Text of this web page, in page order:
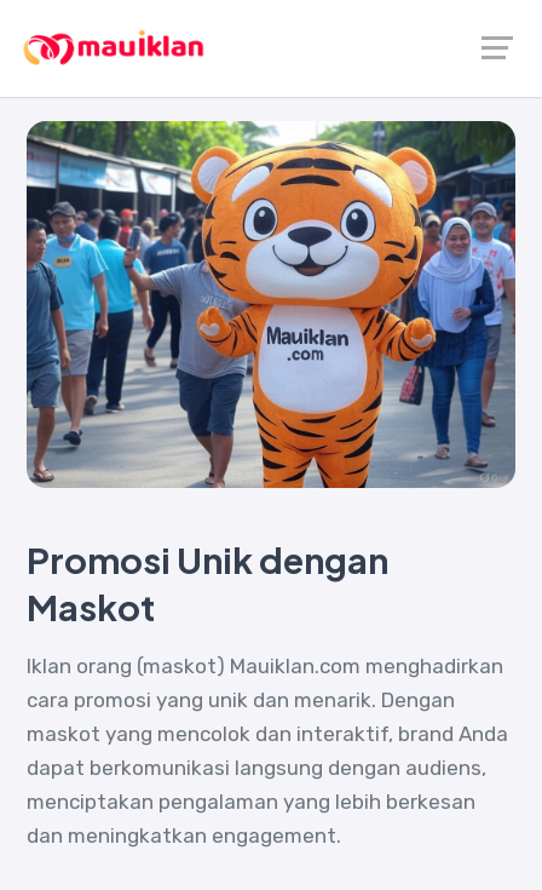
Promosi Unik dengan
Maskot
Iklan orang (maskot) Mauiklan.com menghadirkan
cara promosi yang unik dan menarik. Dengan
maskot yang mencolok dan interaktif, brand Anda
dapat berkomunikasi langsung dengan audiens,
menciptakan pengalaman yang lebih berkesan
dan meningkatkan engagement.